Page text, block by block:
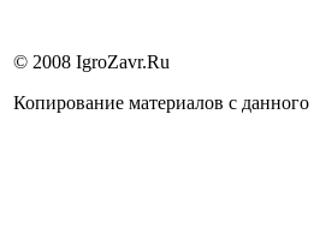
© 2008 IgroZavr.Ru
Копирование материалов с данного